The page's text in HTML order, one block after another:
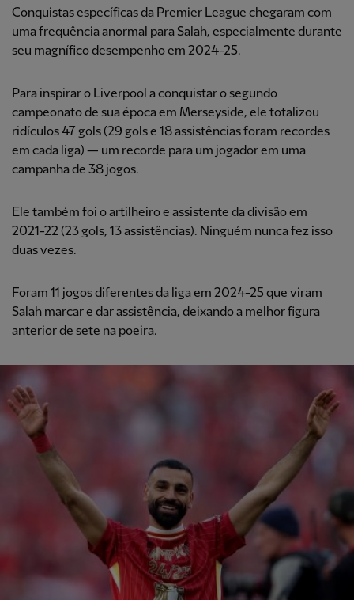
Conquistas específicas da Premier League chegaram com
uma frequência anormal para Salah, especialmente durante
seu magnífico desempenho em 2024-25.
Para inspirar o Liverpool a conquistar o segundo
campeonato de sua época em Merseyside, ele totalizou
ridículos 47 gols (29 gols e 18 assistências foram recordes
em cada liga) — um recorde para um jogador em uma
campanha de 38 jogos.
Ele também foi o artilheiro e assistente da divisão em
2021-22 (23 gols, 13 assistências). Ninguém nunca fez isso
duas vezes.
Foram 11 jogos diferentes da liga em 2024-25 que viram
Salah marcar e dar assistência, deixando a melhor figura
anterior de sete na poeira.